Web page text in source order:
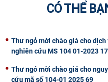
CÓ THỂ
Thư ngỏ mời chào giá cho
nghiên cứu MS 104 01-2023 17
Thư ngỏ mời chào giá cho
cứu mã số 104-01 2025 69